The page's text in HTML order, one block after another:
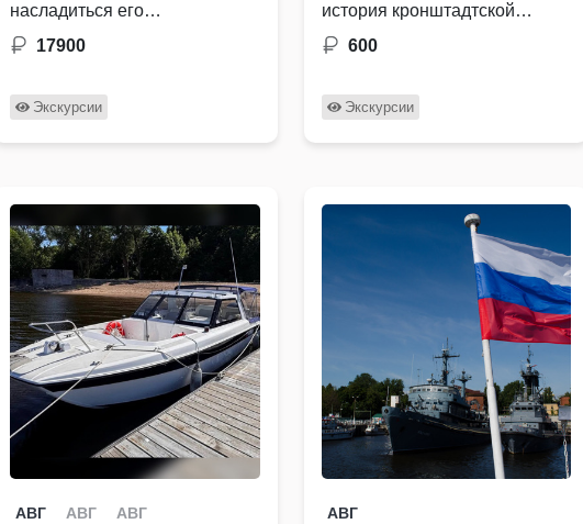
насладиться его
историческими памятниками
пейзажами. Узнайте …
17900
Экскурсии
история кронштадтской
крепости, где раскроется её
600
Экскурсии
АВГ АВГ АВГ АВГ